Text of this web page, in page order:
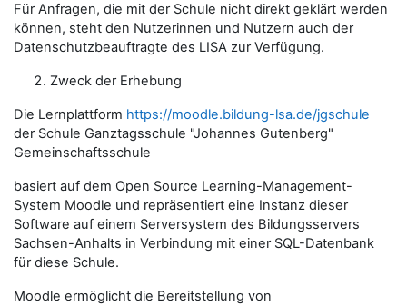
Für Anfragen, die mit der Schule nicht direkt geklärt werden
können, steht den Nutzerinnen und Nutzern auch der
Datenschutzbeauftragte des LISA zur Verfügung.
Zweck der Erhebung
Die Lernplattform https://moodle.bildung-lsa.de/jgschule
der Schule Ganztagsschule "Johannes Gutenberg"
Gemeinschaftsschule
basiert auf dem Open Source Learning-Management-
System Moodle und repräsentiert eine Instanz dieser
Software auf einem Serversystem des Bildungsservers
Sachsen-Anhalts in Verbindung mit einer SQL-Datenbank
für diese Schule.
Moodle ermöglicht die Bereitstellung von